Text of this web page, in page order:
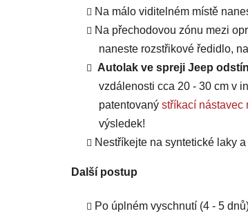
Na málo viditelném místě
Na přechodovou zónu mezi
naneste rozstřikové ředidlo,
Autolak ve spreji Jeep
vzdálenosti cca 20 - 30 cm v
patentovaný stříkací nástavec
výsledek!
Nestříkejte na syntetické laky a
Další postup
Po úplném vyschnutí (4 - 5